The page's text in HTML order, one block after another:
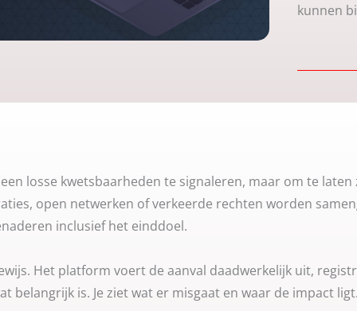
kunnen
losse kwetsbaarheden te signaleren, maar om te
open netwerken of verkeerde rechten worden
inclusief het einddoel.
Het platform voert de aanval daadwerkelijk uit,
belangrijk is. Je ziet wat er misgaat en waar de impact ligt.